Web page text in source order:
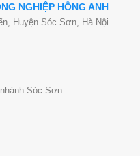
NGHIỆP HỒNG ANH
Huyện Sóc Sơn, Hà Nội
Sóc Sơn